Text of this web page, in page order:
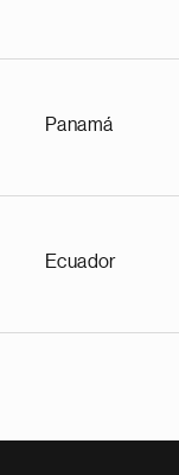
Panamá
Ecuador